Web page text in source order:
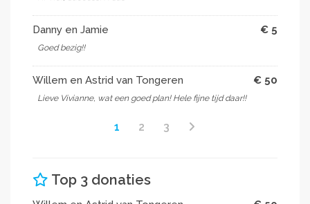
Danny en Jamie € 5
Goed bezig!!
Willem en Astrid van Tongeren € 50
Lieve Vivianne, wat een goed plan! Hele fijne tijd daar!!
1 2 3
Top 3 donaties